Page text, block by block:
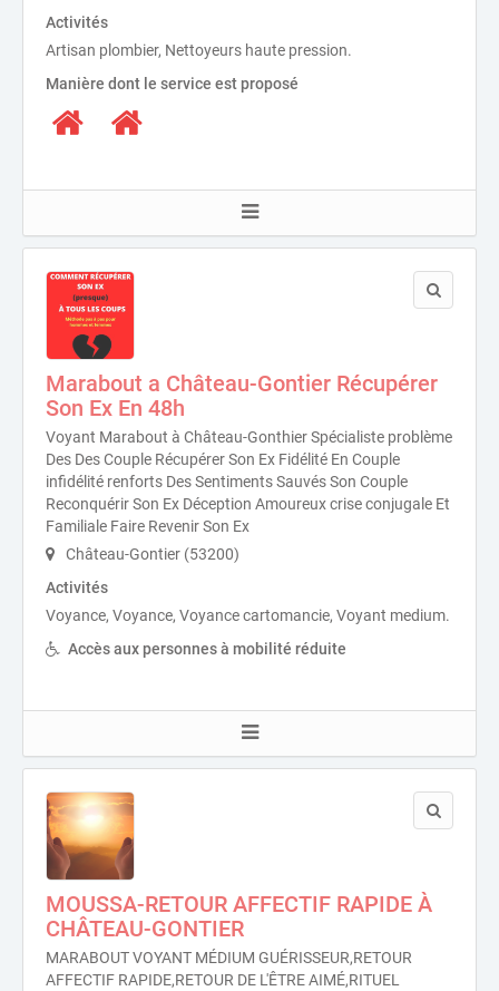
Activités
Artisan plombier, Nettoyeurs haute pression.
Manière dont le service est proposé
Marabout a Château-Gontier Récupérer
Son Ex En 48h
Voyant Marabout à Château-Gonthier Spécialiste problème
Des Des Couple Récupérer Son Ex Fidélité En Couple
infidélité renforts Des Sentiments Sauvés Son Couple
Reconquérir Son Ex Déception Amoureux crise conjugale Et
Familiale Faire Revenir Son Ex
Château-Gontier (53200)
Activités
Voyance, Voyance, Voyance cartomancie, Voyant medium.
Accès aux personnes à mobilité réduite
MOUSSA-RETOUR AFFECTIF RAPIDE À
CHÂTEAU-GONTIER
MARABOUT VOYANT MÉDIUM GUÉRISSEUR,RETOUR
AFFECTIF RAPIDE,RETOUR DE L'ÊTRE AIMÉ,RITUEL